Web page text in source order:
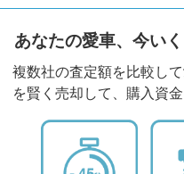
あなたの愛車、今いく
複数社の査定額を比較し
を賢く売却して、購入資